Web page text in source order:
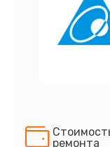
ремонта